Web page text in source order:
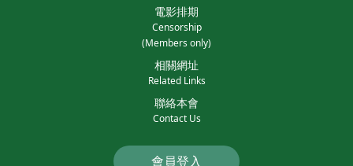
電影排期
Censorship
(Members only)
相關網址
Related Links
聯絡本會
Contact Us
會員登入